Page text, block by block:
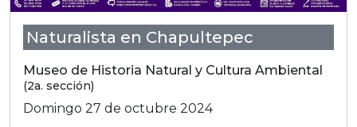
Naturalista en Chapultepec
Museo de Historia Natural y Cultura Ambiental
(2a. sección)
Domingo 27 de octubre 2024